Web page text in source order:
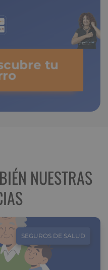
tu
NUESTRAS
SEGUROS DE SALUD